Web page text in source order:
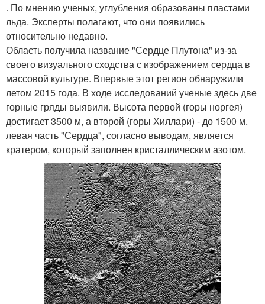
. По мнению ученых, углубления образованы пластами
льда. Эксперты полагают, что они появились
относительно недавно.
Область получила название "Сердце Плутона" из-за
своего визуального сходства с изображением сердца в
массовой культуре. Впервые этот регион обнаружили
летом 2015 года. В ходе исследований ученые здесь две
горные гряды выявили. Высота первой (горы норгея)
достигает 3500 м, а второй (горы Хиллари) - до 1500 м.
левая часть "Сердца", согласно выводам, является
кратером, который заполнен кристаллическим азотом.